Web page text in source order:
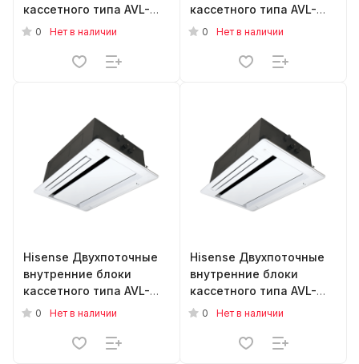
кассетного типа AVL-
30UXJSGA
0 Нет в наличии
кассетного типа AVL-
12UXJSGA
0 Нет в наличии
Hisense Двухпоточные
внутренние блоки
кассетного типа AVL-
38UXJSHA
0 Нет в наличии
Hisense Двухпоточные
внутренние блоки
кассетного типа AVL-
14UXJSGA
0 Нет в наличии